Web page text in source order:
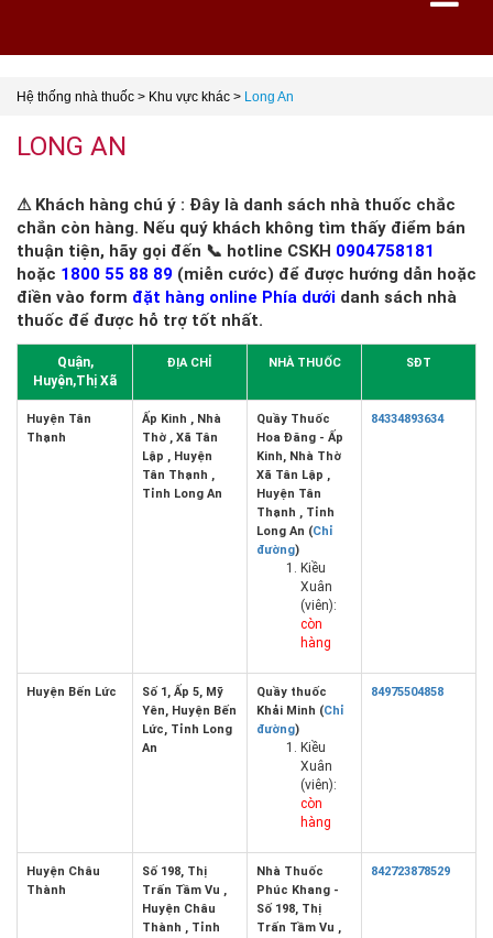
Hệ thống nhà thuốc > Khu vực khác > Long An
LONG AN
⚠ Khách hàng chú ý : Đây là danh sách nhà thuốc chắc
chắn còn hàng. Nếu quý khách không tìm thấy điểm bán
thuận tiện, hãy gọi đến 📞 hotline CSKH 0904758181
hoặc 1800 55 88 89 (miễn cước) để được hướng dẫn hoặc
điền vào form đặt hàng online Phía dưới danh sách nhà
thuốc để được hỗ trợ tốt nhất.
Quận,
Huyện,Thị Xã
ĐỊA CHỈ NHÀ THUỐC SĐT
Huyện Tân
Thạnh
Ấp Kinh , Nhà
Thờ , Xã Tân
Lập , Huyện
Tân Thạnh ,
Tỉnh Long An
Quầy Thuốc
Hoa Đăng - Ấp
Kinh, Nhà Thờ
Xã Tân Lập ,
Huyện Tân
Thạnh , Tỉnh
Long An (Chỉ
đường)
Kiều
Xuân
(viên):
còn
hàng
84334893634
Huyện Bến Lức
Số 1, Ấp 5, Mỹ
Yên, Huyện Bến
Lức, Tỉnh Long
An
Quầy thuốc
Khải Minh (Chỉ
đường)
Kiều
Xuân
(viên):
còn
hàng
84975504858
Huyện Châu
Thành
Số 198, Thị
Trấn Tầm Vu ,
Huyện Châu
Thành , Tỉnh
Nhà Thuốc
Phúc Khang -
Số 198, Thị
Trấn Tầm Vu ,
842723878529